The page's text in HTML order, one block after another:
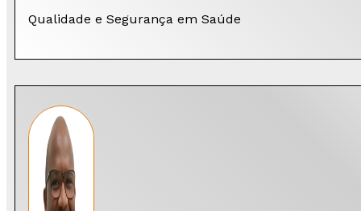
Qualidade e Segurança em Saúde